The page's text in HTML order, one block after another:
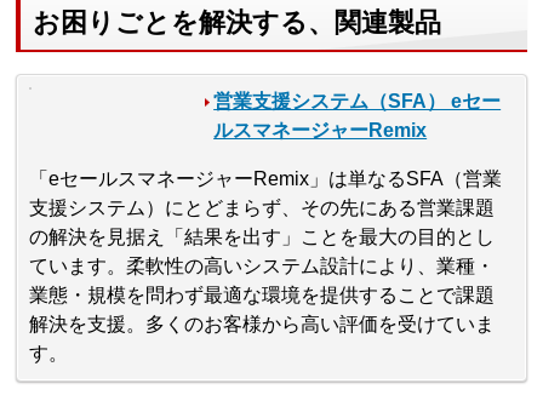
お困りごとを解決する、関連製品
営業支援システム（SFA） eセー
ルスマネージャーRemix
「eセールスマネージャーRemix」は単なるSFA（営業
支援システム）にとどまらず、その先にある営業課題
の解決を見据え「結果を出す」ことを最大の目的とし
ています。柔軟性の高いシステム設計により、業種・
業態・規模を問わず最適な環境を提供することで課題
解決を支援。多くのお客様から高い評価を受けていま
す。